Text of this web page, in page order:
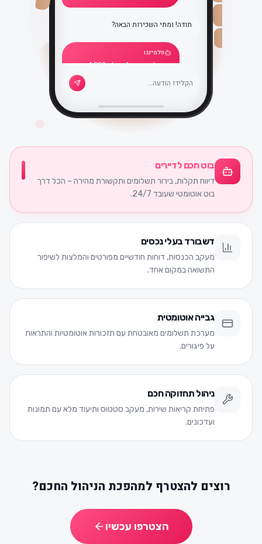
תודה! ומתי השכירות הבאה?
פלמינגו
התשלום הבא: 1 ביולי, ₪4,200.
בוט חכם לדיירים
דיווח תקלות, בירור תשלומים ותקשורת מהירה – הכל דרך
בוט אוטומטי שעובד 24/7.
דשבורד בעלי נכסים
מעקב הכנסות, דוחות חודשיים מפורטים והמלצות לשיפור
התשואה במקום אחד.
גבייה אוטומטית
מערכת תשלומים מאובטחת עם תזכורות אוטומטיות והתראות
על פיגורים.
ניהול תחזוקה חכם
פתיחת קריאות שירות, מעקב סטטוס ותיעוד מלא עם תמונות
ועדכונים.
רוצים להצטרף למהפכת הניהול החכם?
הצטרפו עכשיו